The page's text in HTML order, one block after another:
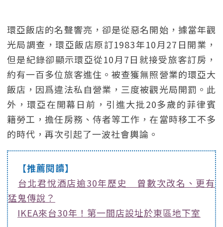
環亞飯店的名聲響亮，卻是從惡名開始，據當年觀
光局調查，環亞飯店原訂1983年10月27日開業，
但是紀錄卻顯示環亞從10月7日就接受旅客訂房，
約有一百多位旅客進住。被查獲無照營業的環亞大
飯店，因爲違法私自營業，三度被觀光局開罰。此
外，環亞在開幕日前，引進大批20多歲的菲律賓
籍勞工，擔任房務、侍者等工作，在當時移工不多
的時代，再次引起了一波社會輿論。
【推薦閱讀】
台北君悅酒店逾30年歷史 曾數次改名、更有
猛鬼傳說？
IKEA來台30年！第一間店設址於東區地下室